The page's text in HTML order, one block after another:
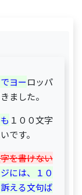
ヨーロッパ
ました。
１００文字
です。
を書けない
には、１０
える文句ば